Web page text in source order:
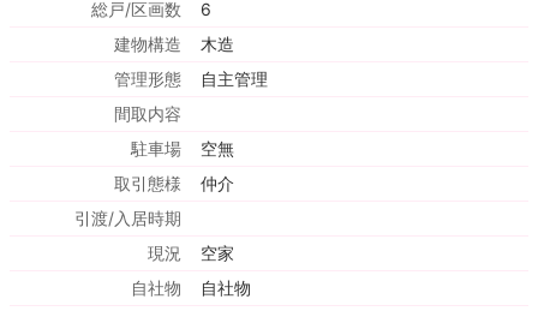
総戸/区画数
6
建物構造
木造
管理形態
自主管理
間取内容
駐車場
空無
取引態様
仲介
引渡/入居時期
現況
空家
自社物
自社物